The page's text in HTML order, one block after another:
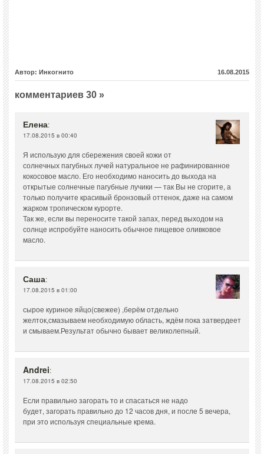
Автор: Инкогнито 16.08.2015
комментариев 30 »
Елена:
17.08.2015 в 00:40
Я использую для сбережения своей кожи от
солнечных пагубных лучей натуральное не рафинированное
кокосовое масло. Его необходимо наносить до выхода на
открытые солнечные пагубные лучики — так Вы не сгорите, а
только получите красивый бронзовый оттенок, даже на самом
жарком тропическом курорте.
Так же, если вы переносите такой запах, перед выходом на
солнце испробуйте наносить обычное пищевое оливковое
масло.
Саша:
17.08.2015 в 01:00
сырое куриное яйцо(свежее) ,берём отдельно
желток,смазываем необходимую область, ждём пока затвердеет
и смываем.Результат обычно бывает великолепный.
Andrei:
17.08.2015 в 02:50
Если правильно загорать то и спасаться не надо
будет, загорать правильно до 12 часов дня, и после 5 вечера,
при это используя специальные крема.